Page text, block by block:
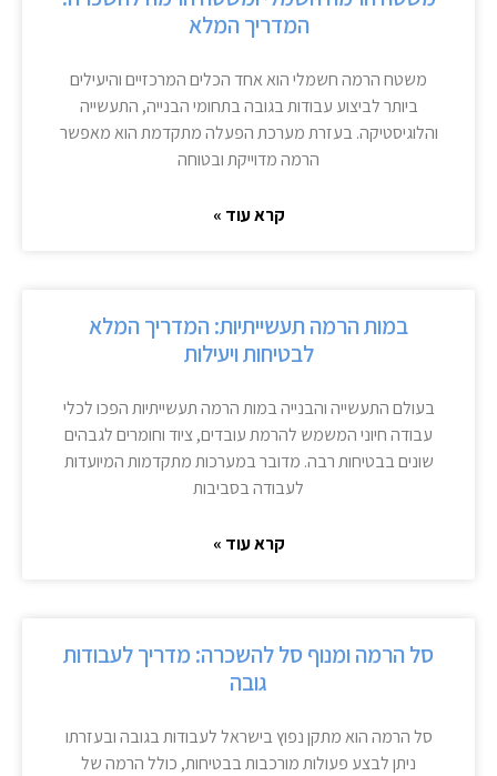
המדריך המלא
משטח הרמה חשמלי הוא אחד הכלים המרכזיים והיעילים
ביותר לביצוע עבודות בגובה בתחומי הבנייה, התעשייה
והלוגיסטיקה. בעזרת מערכת הפעלה מתקדמת הוא מאפשר
הרמה מדוייקת ובטוחה
קרא עוד »
במות הרמה תעשייתיות: המדריך המלא
לבטיחות ויעילות
בעולם התעשייה והבנייה במות הרמה תעשייתיות הפכו לכלי
עבודה חיוני המשמש להרמת עובדים, ציוד וחומרים לגבהים
שונים בבטיחות רבה. מדובר במערכות מתקדמות המיועדות
לעבודה בסביבות
קרא עוד »
סל הרמה ומנוף סל להשכרה: מדריך לעבודות
גובה
סל הרמה הוא מתקן נפוץ בישראל לעבודות בגובה ובעזרתו
ניתן לבצע פעולות מורכבות בבטיחות, כולל הרמה של